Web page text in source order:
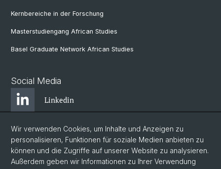
Kernbereiche in der Forschung
Masterstudiengang African Studies
Basel Graduate Network African Studies
Social Media
Linkedin
Bluesky
Instagram
Wir verwenden Cookies, um Inhalte und Anzeigen zu
personalisieren, Funktionen für soziale Medien anbieten zu
können und die Zugriffe auf unserer Website zu analysieren.
Außerdem geben wir Informationen zu Ihrer Verwendung